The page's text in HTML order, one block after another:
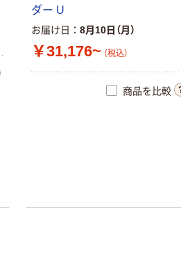
ダー U
お届け日 8月10日（月）
￥31,176~ （税込）
商品を比較